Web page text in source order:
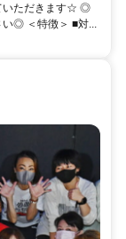
いただきます☆ ◎
い◎ ＜特徴＞ ■対...